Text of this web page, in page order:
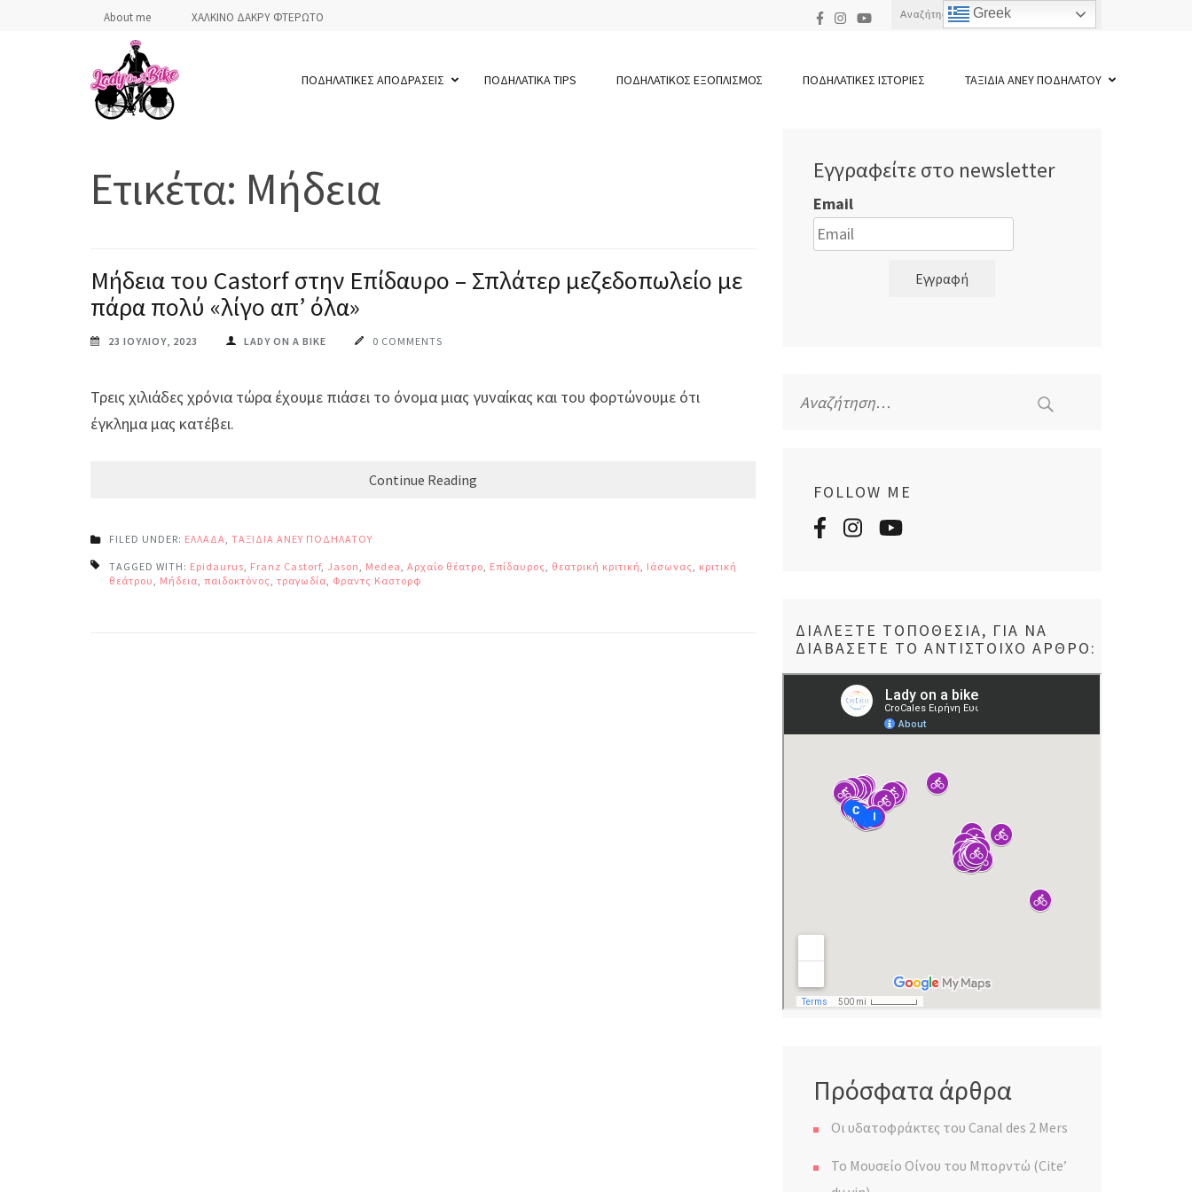
About me ΧΑΛΚΙΝΟ ΔΑΚΡΥ ΦΤΕΡΩΤΟ
Αναζήτηση
ΠΟΔΗΛΑΤΙΚΕΣ ΑΠΟΔΡΑΣΕΙΣ ΠΟΔΗΛΑΤΙΚΑ TIPS ΠΟΔΗΛΑΤΙΚΟΣ ΕΞΟΠΛΙΣΜΟΣ ΠΟΔΗΛΑΤΙΚΕΣ ΙΣΤΟΡΙΕΣ ΤΑΞΙΔΙΑ ΑΝΕΥ ΠΟΔΗΛΑΤΟΥ
Ετικέτα: Μήδεια
Μήδεια του Castorf στην Επίδαυρο – Σπλάτερ μεζεδοπωλείο με
πάρα πολύ «λίγο απ’ όλα»
23 ΙΟΥΛΊΟΥ, 2023 LADY ON A BIKE 0 COMMENTS
Τρεις χιλιάδες χρόνια τώρα έχουμε πιάσει το όνομα μιας γυναίκας και του φορτώνουμε ότι
έγκλημα μας κατέβει.
Continue Reading
FILED UNDER: ΕΛΛΑΔΑ, ΤΑΞΙΔΙΑ ΑΝΕΥ ΠΟΔΗΛΑΤΟΥ
TAGGED WITH: Epidaurus, Franz Castorf, Jason, Medea, Αρχαίο θέατρο, Επίδαυρος, θεατρική κριτική, Ιάσωνας, κριτική
θεάτρου, Μήδεια, παιδοκτόνος, τραγωδία, Φραντς Καστορφ
Εγγραφείτε στο newsletter
Email
Εγγραφή
για:
FOLLOW ME
ΔΙΑΛΈΞΤΕ ΤΟΠΟΘΕΣΊΑ, ΓΙΑ ΝΑ
ΔΙΑΒΆΣΕΤΕ ΤΟ ΑΝΤΊΣΤΟΙΧΟ ΆΡΘΡΟ:
Πρόσφατα άρθρα
Οι υδατοφράκτες του Canal des 2 Mers
Το Μουσείο Οίνου του Μπορντώ (Cite’
Greek